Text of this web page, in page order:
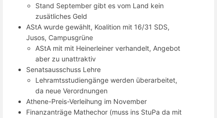
Stand September gibt es vom Land kein
zusätliches Geld
AStA wurde gewählt, Koalition mit 16/31 SDS,
Jusos, Campusgrüne
AStA mit mit Heinerleiner verhandelt, Angebot
aber zu unattraktiv
Senatsausschuss Lehre
Lehramtsstudiengänge werden überarbeitet,
da neue Verordnungen
Athene-Preis-Verleihung im November
Finanzanträge Mathechor (muss ins StuPa da mit